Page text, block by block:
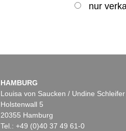
nur
HAMBURG
Louisa von Saucken / Undine Schleifer
Holstenwall 5
20355 Hamburg
Tel.: +49 (0)40 37 49 61-0